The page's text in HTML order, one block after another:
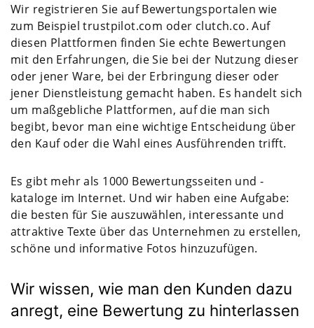
Wir registrieren Sie auf Bewertungsportalen wie
zum Beispiel trustpilot.com oder clutch.co. Auf
diesen Plattformen finden Sie echte Bewertungen
mit den Erfahrungen, die Sie bei der Nutzung dieser
oder jener Ware, bei der Erbringung dieser oder
jener Dienstleistung gemacht haben. Es handelt sich
um maßgebliche Plattformen, auf die man sich
begibt, bevor man eine wichtige Entscheidung über
den Kauf oder die Wahl eines Ausführenden trifft.
Es gibt mehr als 1000 Bewertungsseiten und -
kataloge im Internet. Und wir haben eine Aufgabe:
die besten für Sie auszuwählen, interessante und
attraktive Texte über das Unternehmen zu erstellen,
schöne und informative Fotos hinzuzufügen.
Wir wissen, wie man den Kunden dazu
anregt, eine Bewertung zu hinterlassen